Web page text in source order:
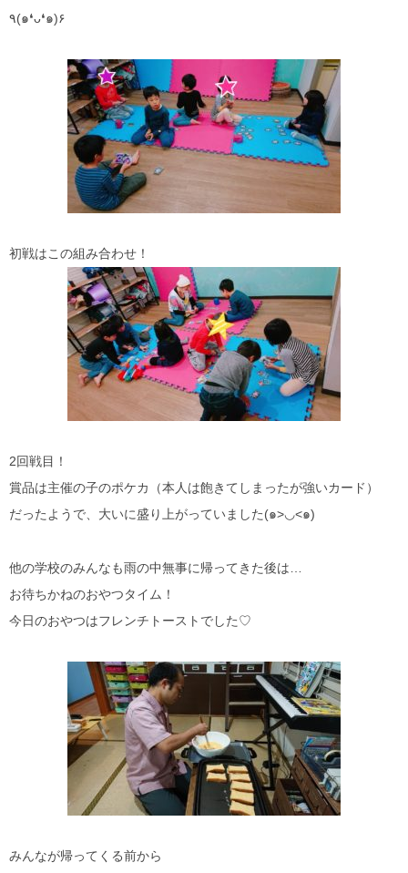
٩(๑❛ᴗ❛๑)۶
初戦はこの組み合わせ！
2回戦目！
賞品は主催の子のポケカ（本人は飽きてしまったが強いカード）
だったようで、大いに盛り上がっていました(๑>◡<๑)
他の学校のみんなも雨の中無事に帰ってきた後は…
お待ちかねのおやつタイム！
今日のおやつはフレンチトーストでした♡
みんなが帰ってくる前から